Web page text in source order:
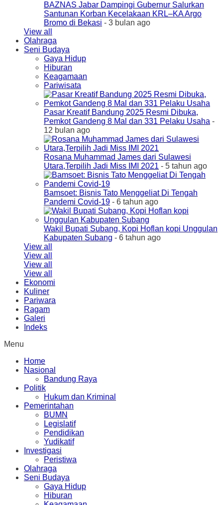
BAZNAS Jabar Dampingi Gubernur Salurkan
Santunan Korban Kecelakaan KRL–KA Argo
Bromo di Bekasi - 3 bulan ago
View all
Olahraga
Seni Budaya
Gaya Hidup
Hiburan
Keagamaan
Pariwisata
Pasar Kreatif Bandung 2025 Resmi Dibuka,
Pemkot Gandeng 8 Mal dan 331 Pelaku Usaha -
12 bulan ago
Rosana Muhammad James dari Sulawesi
Utara,Terpilih Jadi Miss IMI 2021 - 5 tahun ago
Bamsoet: Bisnis Tato Menggeliat Di Tengah
Pandemi Covid-19 - 6 tahun ago
Wakil Bupati Subang, Kopi Hoflan kopi Unggulan
Kabupaten Subang - 6 tahun ago
View all
View all
View all
View all
Ekonomi
Kuliner
Pariwara
Ragam
Galeri
Indeks
Menu
Home
Nasional
Bandung Raya
Politik
Hukum dan Kriminal
Pemerintahan
BUMN
Legislatif
Pendidikan
Yudikatif
Investigasi
Peristiwa
Olahraga
Seni Budaya
Gaya Hidup
Hiburan